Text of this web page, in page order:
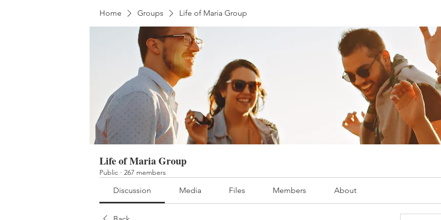
Home Groups Life of Maria Group
Life of Maria Group
Public · 267 members
Discussion Media Files Members About